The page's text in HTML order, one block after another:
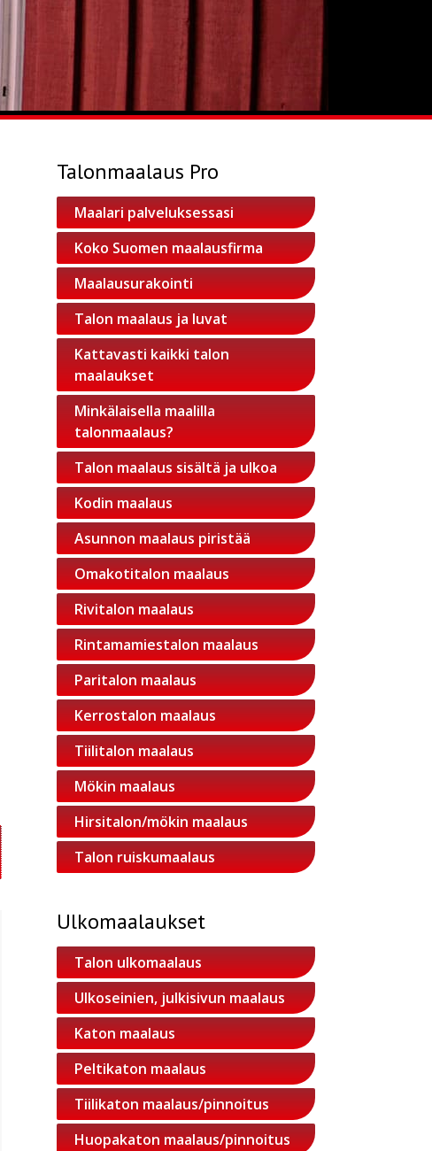
Talonmaalaus Pro
Maalari palveluksessasi
Koko Suomen maalausfirma
Maalausurakointi
Talon maalaus ja luvat
Kattavasti kaikki talon
maalaukset
Minkälaisella maalilla
talonmaalaus?
Talon maalaus sisältä ja ulkoa
Kodin maalaus
Asunnon maalaus piristää
Omakotitalon maalaus
Rivitalon maalaus
Rintamamiestalon maalaus
Paritalon maalaus
Kerrostalon maalaus
Tiilitalon maalaus
Mökin maalaus
Hirsitalon/mökin maalaus
Talon ruiskumaalaus
Ulkomaalaukset
Talon ulkomaalaus
Ulkoseinien, julkisivun maalaus
Katon maalaus
Peltikaton maalaus
Tiilikaton maalaus/pinnoitus
Huopakaton maalaus/pinnoitus